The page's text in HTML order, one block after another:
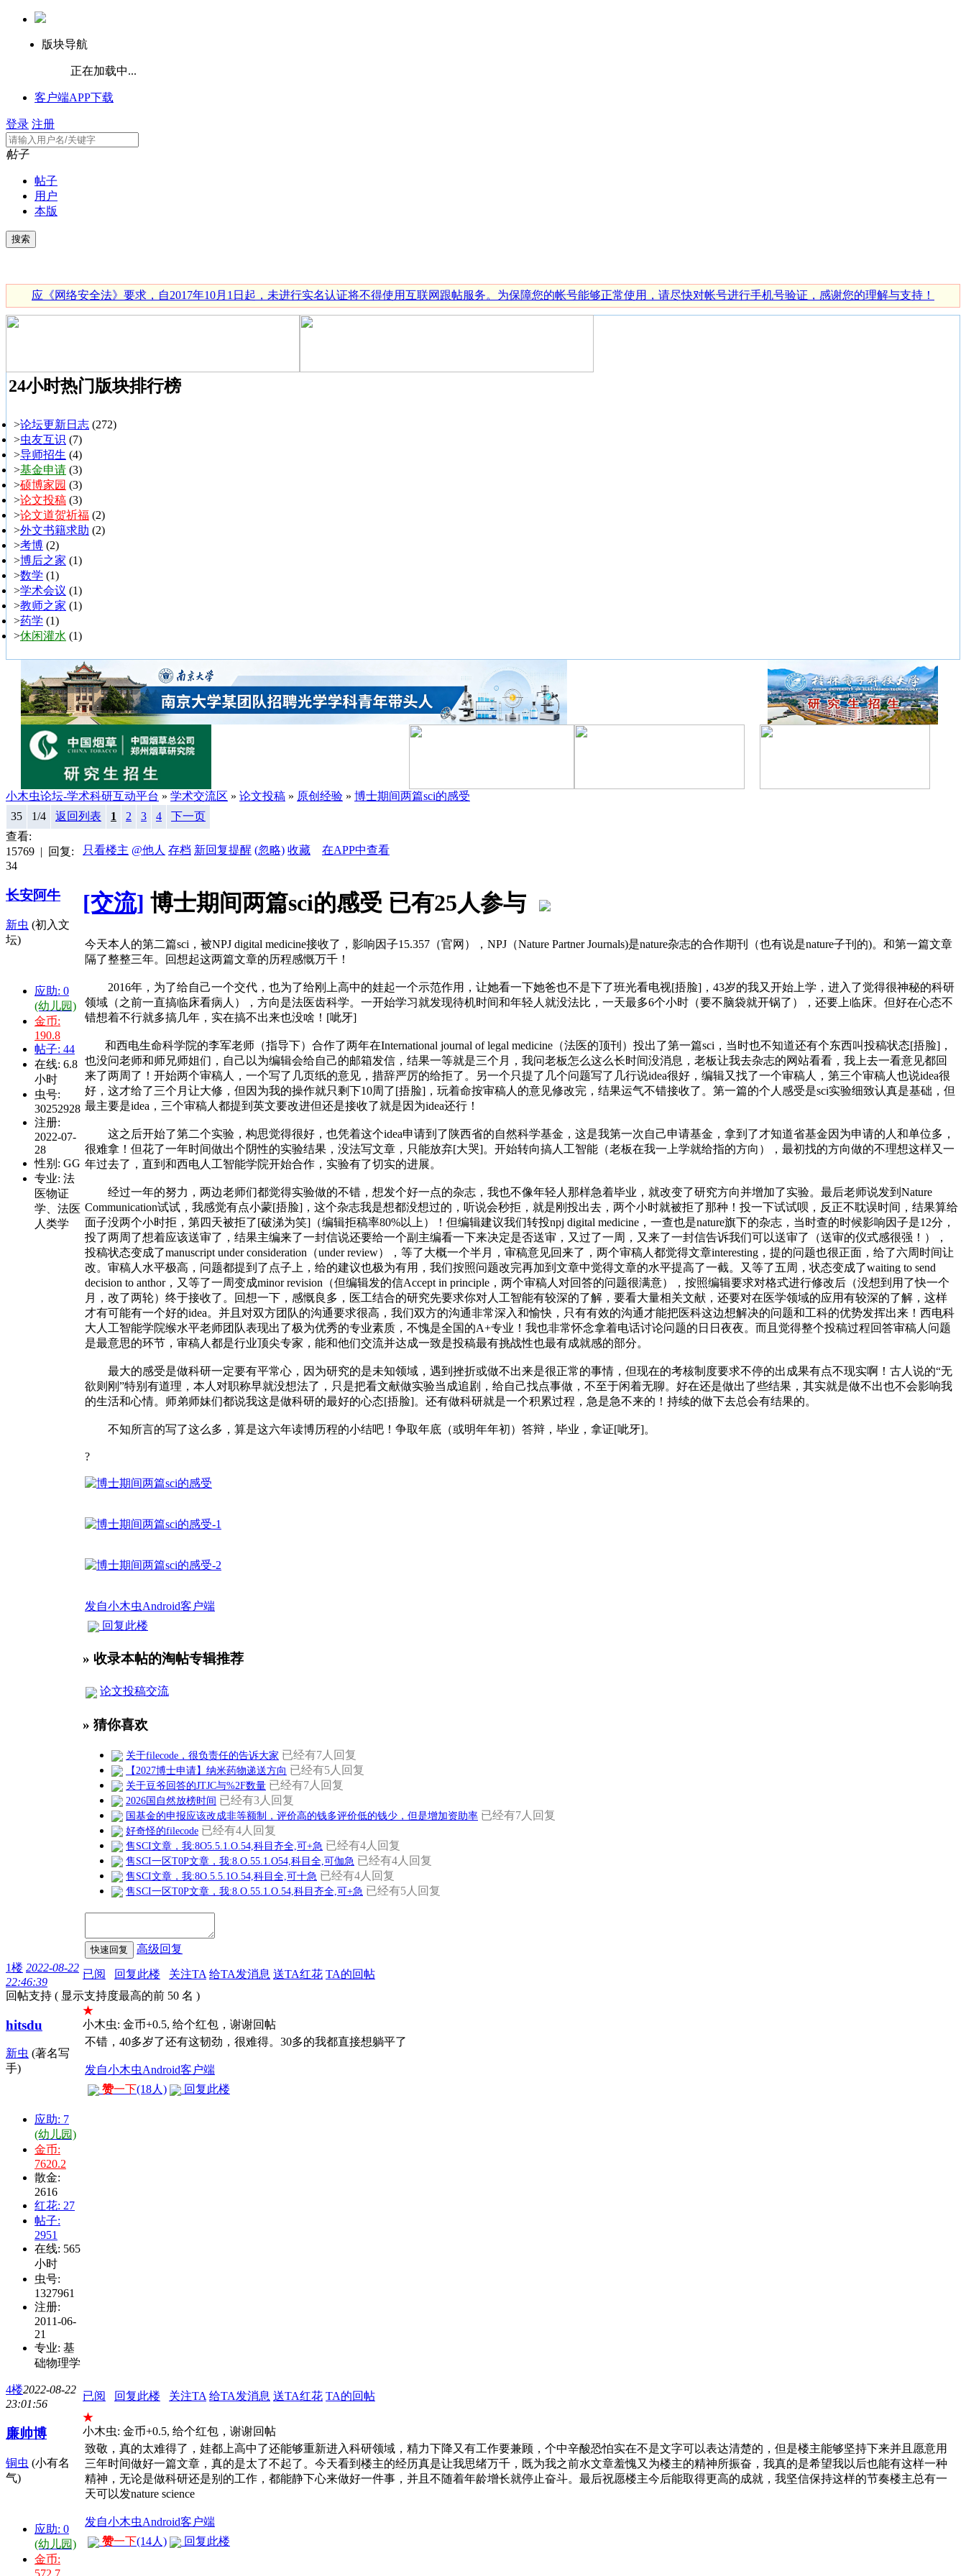
版块导航
正在加载中...
客户端APP下载
登录 注册
帖子
帖子
用户
本版
应《网络安全法》要求，自2017年10月1日起，未进行实名认证将不得使用互联网跟帖服务。为保障您的帐号能够正常使用，请尽快对帐号进行手机号验证，感谢您的理解与支持！
24小时热门版块排行榜
>论坛更新日志 (272)
>虫友互识 (7)
>导师招生 (4)
>基金申请 (3)
>硕博家园 (3)
>论文投稿 (3)
>论文道贺祈福 (2)
>外文书籍求助 (2)
>考博 (2)
>博后之家 (1)
>数学 (1)
>学术会议 (1)
>教师之家 (1)
>药学 (1)
>休闲灌水 (1)
小木虫论坛-学术科研互动平台 » 学术交流区 » 论文投稿 » 原创经验 » 博士期间两篇sci的感受
35
1/4 返回列表 1 2 3 4
下一页
查看:
15769 | 回复:
34
只看楼主 @他人 存档 新回复提醒 (忽略) 收藏 在APP中查看
长安阿牛
新虫 (初入文
坛)
应助: 0
(幼儿园)
金币:
190.8
帖子: 44
在线: 6.8
小时
虫号:
30252928
注册:
2022-07-
28
性别: GG
专业: 法
医物证
学、法医
人类学
[交流] 博士期间两篇sci的感受 已有25人参与
今天本人的第二篇sci，被NPJ digital medicine接收了，影响因子15.357（官网），NPJ（Nature Partner Journals)是nature杂志的合作期刊（也有说是nature子刊的)。和第一篇文章
隔了整整三年。回想起这两篇文章的历程感慨万千！
2016年，为了给自己一个交代，也为了给刚上高中的娃起一个示范作用，让她看一下她爸也不是下了班光看电视[捂脸]，43岁的我又开始上学，进入了觉得很神秘的科研
领域（之前一直搞临床看病人），方向是法医齿科学。一开始学习就发现待机时间和年轻人就没法比，一天最多6个小时（要不脑袋就开锅了），还要上临床。但好在心态不
错想着不行就多搞几年，实在搞不出来也没啥！[呲牙]
和西电生命科学院的李军老师（指导下）合作了两年在International journal of legal medicine（法医的顶刊）投出了第一篇sci，当时也不知道还有个东西叫投稿状态[捂脸]，
也没问老师和师兄师姐们，自己以为编辑会给自己的邮箱发信，结果一等就是三个月，我问老板怎么这么长时间没消息，老板让我去杂志的网站看看，我上去一看意见都回
来了两周了！开始两个审稿人，一个写了几页纸的意见，措辞严厉的给拒了。另一个只提了几个问题写了几行说idea很好，编辑又找了一个审稿人，第三个审稿人也说idea很
好，这才给了三个月让大修，但因为我的操作就只剩下10周了[捂脸]，玩着命按审稿人的意见修改完，结果运气不错接收了。第一篇的个人感受是sci实验细致认真是基础，但
最主要是idea，三个审稿人都提到英文要改进但还是接收了就是因为idea还行！
这之后开始了第二个实验，构思觉得很好，也凭着这个idea申请到了陕西省的自然科学基金，这是我第一次自己申请基金，拿到了才知道省基金因为申请的人和单位多，
很难拿！但花了一年时间做出个阴性的实验结果，没法写文章，只能放弃[大哭]。开始转向搞人工智能（老板在我一上学就给指的方向），最初找的方向做的不理想这样又一
年过去了，直到和西电人工智能学院开始合作，实验有了切实的进展。
经过一年的努力，两边老师们都觉得实验做的不错，想发个好一点的杂志，我也不像年轻人那样急着毕业，就改变了研究方向并增加了实验。最后老师说发到Nature
Communication试试，我感觉有点小蒙[捂脸]，这个杂志我是想都没想过的，听说会秒拒，就是刚投出去，两个小时就被拒了那种！投一下试试呗，反正不耽误时间，结果算给
面子没两个小时拒，第四天被拒了[破涕为笑]（编辑拒稿率80%以上）！但编辑建议我们转投npj digital medicine，一查也是nature旗下的杂志，当时查的时候影响因子是12分，
投了两周了想着应该送审了，结果主编来了一封信说还要给一个副主编看一下来决定是否送审，又过了一周，又来了一封信告诉我们可以送审了（送审的仪式感很强！），
投稿状态变成了manuscript under consideration（under review），等了大概一个半月，审稿意见回来了，两个审稿人都觉得文章interesting，提的问题也很正面，给了六周时间让
改。审稿人水平极高，问题都提到了点子上，给的建议也极为有用，我们按照问题改完再加到文章中觉得文章的水平提高了一截。又等了五周，状态变成了waiting to send
decision to anthor，又等了一周变成minor revision（但编辑发的信Accept in principle，两个审稿人对回答的问题很满意），按照编辑要求对格式进行修改后（没想到用了快一个
月，改了两轮）终于接收了。回想一下，感慨良多，医工结合的研究先要求你对人工智能有较深的了解，要看大量相关文献，还要对在医学领域的应用有较深的了解，这样
才有可能有一个好的idea。并且对双方团队的沟通要求很高，我们双方的沟通非常深入和愉快，只有有效的沟通才能把医科这边想解决的问题和工科的优势发挥出来！西电科
大人工智能学院缑水平老师团队表现出了极为优秀的专业素质，不愧是全国的A+专业！我也非常怀念拿着电话讨论问题的日日夜夜。而且觉得整个投稿过程回答审稿人问题
是最意思的环节，审稿人都是行业顶尖专家，能和他们交流并达成一致是投稿最有挑战性也最有成就感的部分。
最大的感受是做科研一定要有平常心，因为研究的是未知领域，遇到挫折或做不出来是很正常的事情，但现在的考核制度要求不停的出成果有点不现实啊！古人说的“无
欲则刚”特别有道理，本人对职称早就没想法了，只是把看文献做实验当成追剧，给自己找点事做，不至于闲着无聊。好在还是做出了些结果，其实就是做不出也不会影响我
的生活和心情。师弟师妹们都说我这是做科研的最好的心态[捂脸]。还有做科研就是一个积累过程，急是急不来的！持续的做下去总会有结果的。
不知所言的写了这么多，算是这六年读博历程的小结吧！争取年底（或明年年初）答辩，毕业，拿证[呲牙]。
?
发自小木虫Android客户端
回复此楼
» 收录本帖的淘帖专辑推荐
论文投稿交流
» 猜你喜欢
关于filecode，很负责任的告诉大家 已经有7人回复
【2027博士申请】纳米药物递送方向 已经有5人回复
关于豆爷回答的JTJC与%2F数量 已经有7人回复
2026国自然放榜时间 已经有3人回复
国基金的申报应该改成非等额制，评价高的钱多评价低的钱少，但是增加资助率 已经有7人回复
好奇怪的filecode 已经有4人回复
售SCI文章，我:8O5.5.1.O.54,科目齐全,可+急 已经有4人回复
售SCI一区T0P文章，我:8.O.55.1.O54,科目全,可伽急 已经有4人回复
售SCI文章，我:8O.5.5.1O.54,科目全,可十急 已经有4人回复
售SCI一区T0P文章，我:8.O.55.1.O.54,科目齐全,可+急 已经有5人回复
高级回复
1楼 2022-08-22
22:46:39
已阅 回复此楼 关注TA 给TA发消息 送TA红花 TA的回帖
回帖支持 ( 显示支持度最高的前 50 名 )
hitsdu
新虫 (著名写
手)
应助: 7
(幼儿园)
金币:
7620.2
散金:
2616
红花: 27
帖子:
2951
在线: 565
小时
虫号:
1327961
注册:
2011-06-
21
专业: 基
础物理学
★
小木虫: 金币+0.5, 给个红包，谢谢回帖
不错，40多岁了还有这韧劲，很难得。30多的我都直接想躺平了
发自小木虫Android客户端
赞一下(18人) 回复此楼
4楼2022-08-22
23:01:56
已阅 回复此楼 关注TA 给TA发消息 送TA红花 TA的回帖
廉帅博
铜虫 (小有名
气)
应助: 0
(幼儿园)
金币:
★
小木虫: 金币+0.5, 给个红包，谢谢回帖
致敬，真的太难得了，娃都上高中了还能够重新进入科研领域，精力下降又有工作要兼顾，个中辛酸恐怕实在不是文字可以表达清楚的，但是楼主能够坚持下来并且愿意用
三年时间做好一篇文章，真的是太了不起了。今天看到楼主的经历真是让我思绪万千，既为我之前水文章羞愧又为楼主的精神所振奋，我真的是希望我以后也能有这样一种
精神，无论是做科研还是别的工作，都能静下心来做好一件事，并且不随着年龄增长就停止奋斗。最后祝愿楼主今后能取得更高的成就，我坚信保持这样的节奏楼主总有一
天可以发nature science
发自小木虫Android客户端
赞一下(14人) 回复此楼